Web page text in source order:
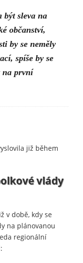
být sleva na
občanství,
by se neměly
spíše by se
na první
již během
vlády
v době, kdy se
na plánovanou
regionální